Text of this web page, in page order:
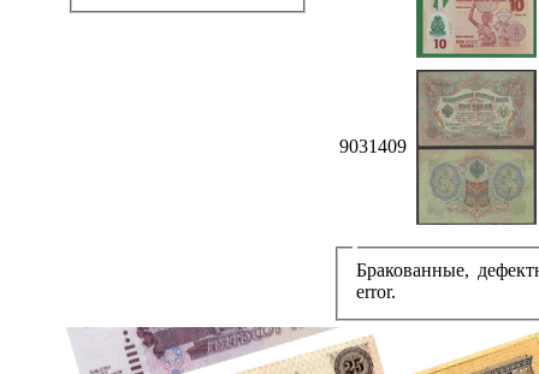
9031409
Бракованные,
error.